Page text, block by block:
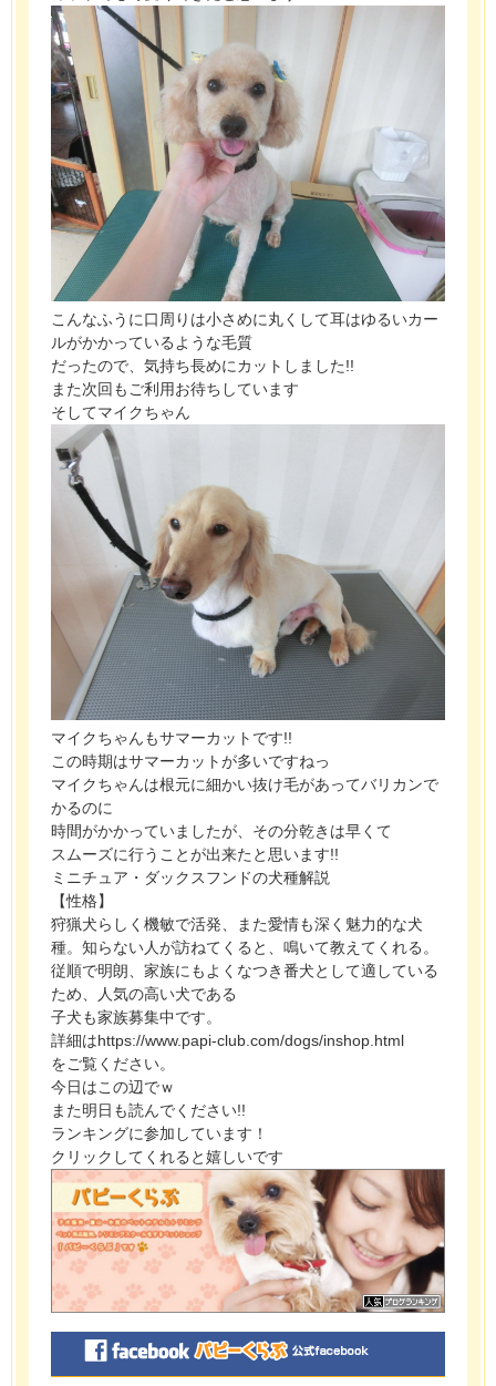
こんなふうに口周りは小さめに丸くして耳はゆるいカー
ルがかかっているような毛質
だったので、気持ち長めにカットしました!!
また次回もご利用お待ちしています
そしてマイクちゃん
マイクちゃんもサマーカットです!!
この時期はサマーカットが多いですねっ
マイクちゃんは根元に細かい抜け毛があってバリカンで
かるのに
時間がかかっていましたが、その分乾きは早くて
スムーズに行うことが出来たと思います!!
ミニチュア・ダックスフンドの犬種解説
【性格】
狩猟犬らしく機敏で活発、また愛情も深く魅力的な犬
種。知らない人が訪ねてくると、鳴いて教えてくれる。
従順で明朗、家族にもよくなつき番犬として適している
ため、人気の高い犬である
子犬も家族募集中です。
詳細はhttps://www.papi-club.com/dogs/inshop.html
をご覧ください。
今日はこの辺でｗ
また明日も読んでください!!
ランキングに参加しています！
クリックしてくれると嬉しいです